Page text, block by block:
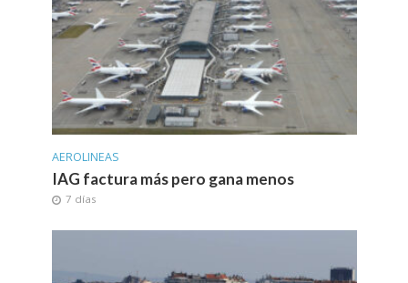
AEROLINEAS
IAG factura más pero gana menos
7 días